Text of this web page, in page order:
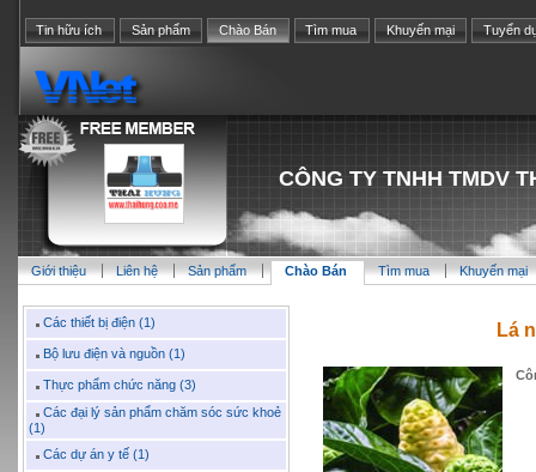
Tin hữu ích Sản phẩm Chào Bán Tìm mua Khuyến mại Tuyển
CÔNG TY TNHH TMDV
Giới thiệu Liên hệ Sản phẩm Chào Bán Tìm mua Khuyến mại
Các thiết bị điện (1)
Bộ lưu điện và nguồn (1)
Thực phẩm chức năng (3)
Các đại lý sản phẩm chăm sóc sức khoẻ
(1)
Các dự án y tế (1)
Lá